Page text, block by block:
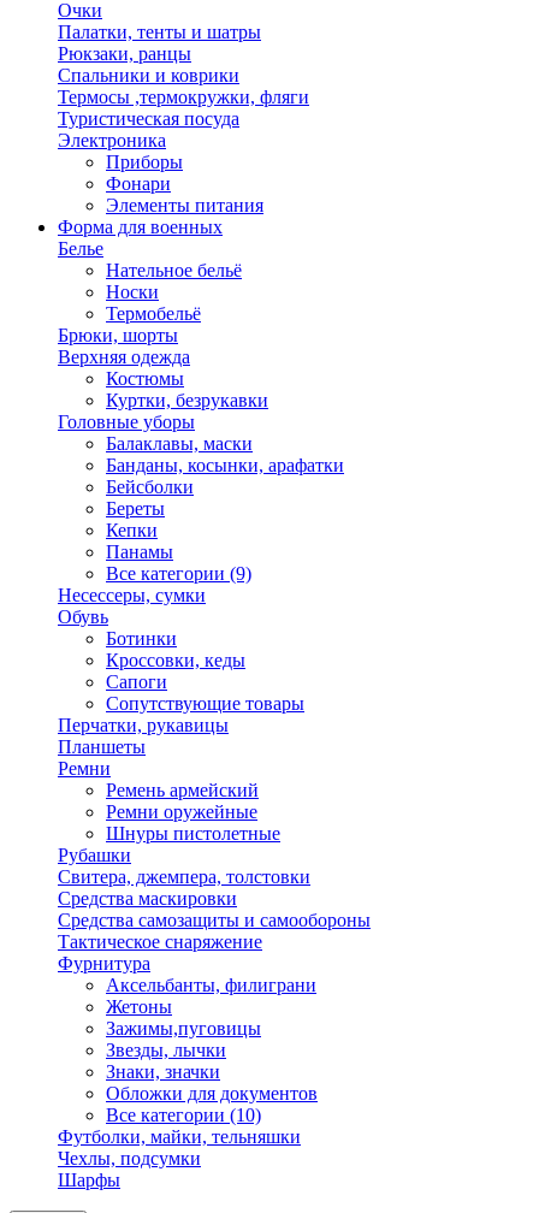
Очки
Палатки, тенты и шатры
Рюкзаки, ранцы
Спальники и коврики
Термосы ,термокружки, фляги
Туристическая посуда
Электроника
Приборы
Фонари
Элементы питания
Форма для военных
Белье
Нательное бельё
Носки
Термобельё
Брюки, шорты
Верхняя одежда
Костюмы
Куртки, безрукавки
Головные уборы
Балаклавы, маски
Банданы, косынки, арафатки
Бейсболки
Береты
Кепки
Панамы
Все категории (9)
Несессеры, сумки
Обувь
Ботинки
Кроссовки, кеды
Сапоги
Сопутствующие товары
Перчатки, рукавицы
Планшеты
Ремни
Ремень армейский
Ремни оружейные
Шнуры пистолетные
Рубашки
Свитера, джемпера, толстовки
Средства маскировки
Средства самозащиты и самообороны
Тактическое снаряжение
Фурнитура
Аксельбанты, филиграни
Жетоны
Зажимы,пуговицы
Звезды, лычки
Знаки, значки
Обложки для документов
Все категории (10)
Футболки, майки, тельняшки
Чехлы, подсумки
Шарфы